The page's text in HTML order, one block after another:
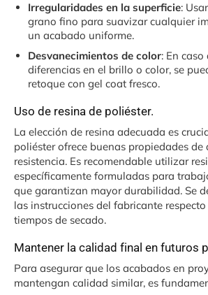
Irregularidades en la superficie:
grano fino para suavizar cualquier
un acabado uniforme.
Desvanecimientos de color: En caso
diferencias en el brillo o color, se
retoque con gel coat fresco.
Uso de resina de poliéster.
La elección de resina adecuada es
poliéster ofrece buenas propiedades de
resistencia. Es recomendable utilizar
específicamente formuladas para
que garantizan mayor durabilidad. Se
las instrucciones del fabricante
tiempos de secado.
Mantener la calidad final en futuros
Para asegurar que los acabados en
mantengan calidad similar, es